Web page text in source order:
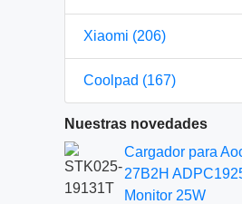
Xiaomi (206)
Coolpad (167)
Nuestras novedades
Cargador para
27B2H
Monitor 25W